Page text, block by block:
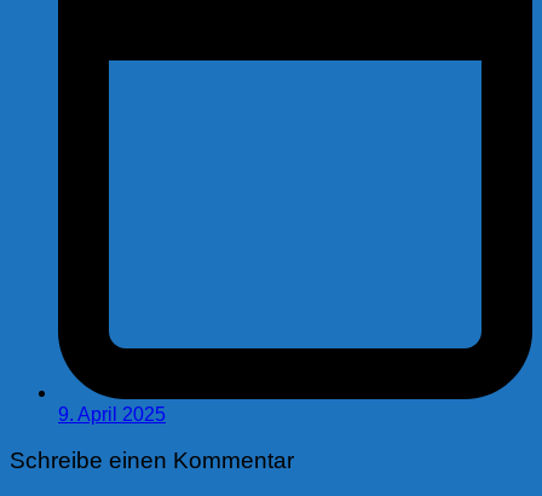
9. April 2025
Schreibe einen Kommentar